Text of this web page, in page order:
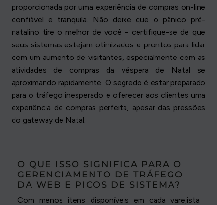
proporcionada por uma experiência de compras on-line
confiável e tranquila. Não deixe que o pânico pré-
natalino tire o melhor de você - certifique-se de que
seus sistemas estejam otimizados e prontos para lidar
com um aumento de visitantes, especialmente com as
atividades de compras da véspera de Natal se
aproximando rapidamente. O segredo é estar preparado
para o tráfego inesperado e oferecer aos clientes uma
experiência de compras perfeita, apesar das pressões
do gateway de Natal.
O QUE ISSO SIGNIFICA PARA O
GERENCIAMENTO DE TRÁFEGO
DA WEB E PICOS DE SISTEMA?
Com menos itens disponíveis em cada varejista